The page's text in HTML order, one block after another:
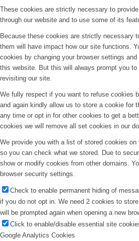
These cookies are strictly necessary to
through our website and to use some of its
Because these cookies are strictly necessary
them will have impact how our site functions.
cookies by changing your browser settings
this website. But this will always prompt you
revisiting our site.
We fully respect if you want to refuse cookies
and again kindly allow us to store a cookie for
any time or opt in for other cookies to get a
cookies we will remove all set cookies in our
We provide you with a list of stored cookies on
so you can check what we stored. Due to
show or modify cookies from other domains.
browser security settings.
Check to enable permanent hiding of
if you do not opt in. We need 2 cookies to
will be prompted again when opening a new
Click to enable/disable essential site
Google Analytics Cookies